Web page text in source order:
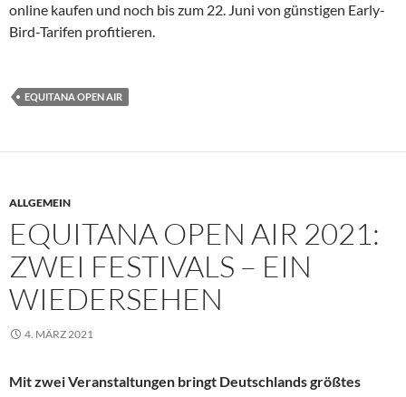
online kaufen und noch bis zum 22. Juni von günstigen Early-
Bird-Tarifen profitieren.
EQUITANA OPEN AIR
ALLGEMEIN
EQUITANA OPEN AIR 2021:
ZWEI FESTIVALS – EIN
WIEDERSEHEN
4. MÄRZ 2021
Mit zwei Veranstaltungen bringt Deutschlands größtes